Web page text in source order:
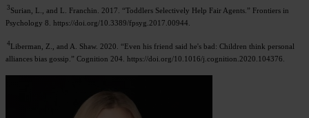
3 Surian, L., and L. Franchin. 2017. “Toddlers Selectively Help Fair Agents.” Frontiers in
Psychology 8. https://doi.org/10.3389/fpsyg.2017.00944.
4
Liberman, Z., and A. Shaw. 2020. “Even his friend said he's bad: Children think personal
alliances bias gossip.” Cognition 204. https://doi.org/10.1016/j.cognition.2020.104376.